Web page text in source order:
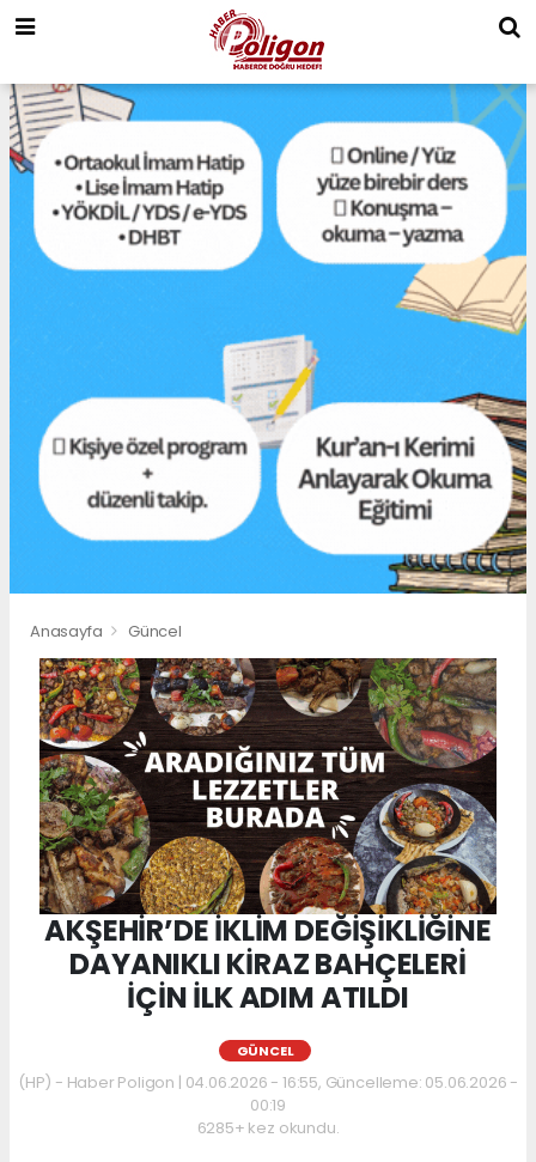
Anasayfa Güncel
AKŞEHİR’DE İKLİM DEĞİŞİKLİĞİNE
DAYANIKLI KİRAZ BAHÇELERİ
İÇİN İLK ADIM ATILDI
GÜNCEL
(HP) - Haber Poligon | 04.06.2026 - 16:55, Güncelleme: 05.06.2026 -
00:19
6285+ kez okundu.